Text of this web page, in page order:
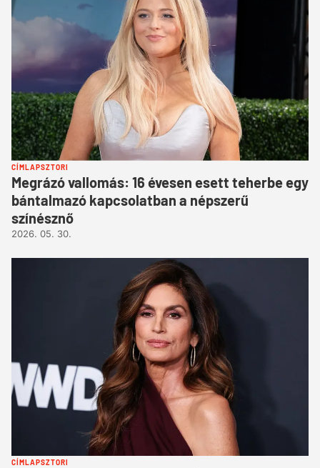
CÍMLAPSZTORI
Megrázó vallomás: 16 évesen esett teherbe egy
bántalmazó kapcsolatban a népszerű
színésznő
2026. 05. 30.
CÍMLAPSZTORI